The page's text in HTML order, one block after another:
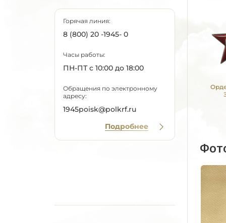
Горячая линия:
8 (800) 20 -1945- 0
Часы работы:
ПН-ПТ с 10:00 до 18:00
Обращения по электронному
адресу:
1945poisk@polkrf.ru
Подробнее